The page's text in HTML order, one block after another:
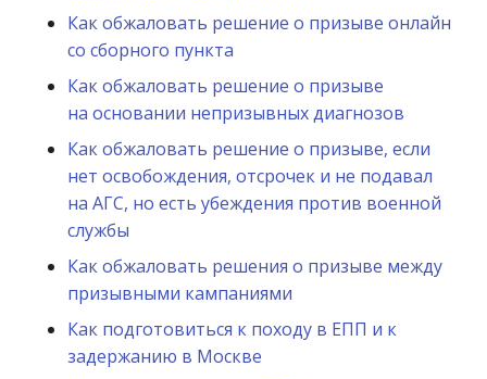
Как обжаловать решение о призыве онлайн
со сборного пункта
Как обжаловать решение о призыве
на основании непризывных диагнозов
Как обжаловать решение о призыве, если
нет освобождения, отсрочек и не подавал
на АГС, но есть убеждения против военной
службы
Как обжаловать решения о призыве между
призывными кампаниями
Как подготовиться к походу в ЕПП и к
задержанию в Москве